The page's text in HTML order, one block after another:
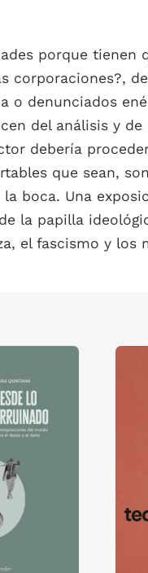
porque
corporaciones?,
o denunciados
del análisis y
debería
que sean,
boca. Una
la papilla
el fascismo y